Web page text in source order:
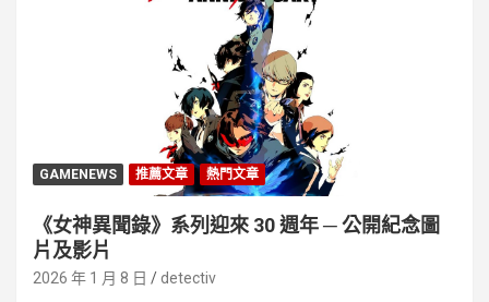
GAMENEWS 推薦文章 熱門文章
《女神異聞錄》系列迎來 30 週年 ─ 公開紀念圖
片及影片
2026 年 1 月 8 日 detectiv